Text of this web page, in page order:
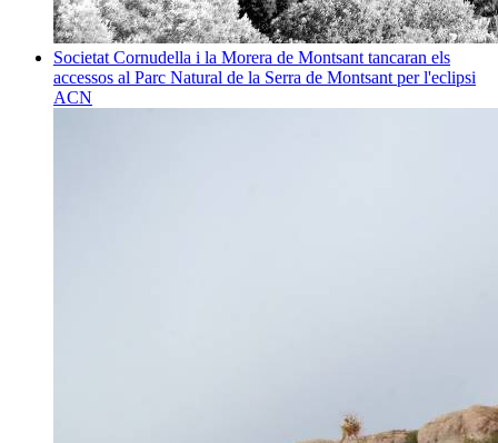
Societat Cornudella i la Morera de Montsant tancaran els
accessos al Parc Natural de la Serra de Montsant per l'eclipsi
ACN